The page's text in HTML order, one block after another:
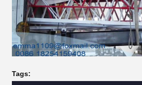
Tags: